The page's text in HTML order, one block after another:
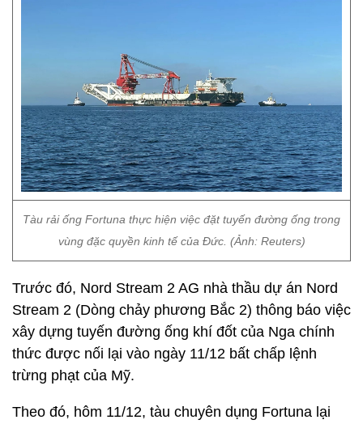
Tàu rải ống Fortuna thực hiện việc đặt tuyến đường ống trong
vùng đặc quyền kinh tế của Đức. (Ảnh: Reuters)
Trước đó, Nord Stream 2 AG nhà thầu dự án Nord
Stream 2 (Dòng chảy phương Bắc 2) thông báo việc
xây dựng tuyến đường ống khí đốt của Nga chính
thức được nối lại vào ngày 11/12 bất chấp lệnh
trừng phạt của Mỹ.
Theo đó, hôm 11/12, tàu chuyên dụng Fortuna lại